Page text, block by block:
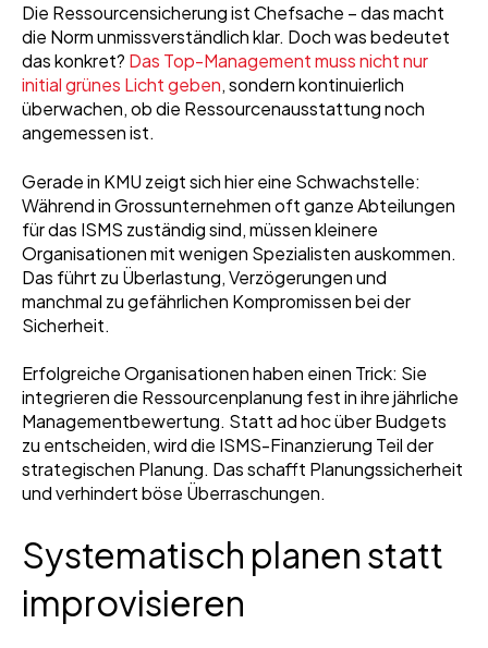
Die Ressourcensicherung ist Chefsache – das macht
die Norm unmissverständlich klar. Doch was bedeutet
das konkret? Das Top-Management muss nicht nur
initial grünes Licht geben, sondern kontinuierlich
überwachen, ob die Ressourcenausstattung noch
angemessen ist.
Gerade in KMU zeigt sich hier eine Schwachstelle:
Während in Grossunternehmen oft ganze Abteilungen
für das ISMS zuständig sind, müssen kleinere
Organisationen mit wenigen Spezialisten auskommen.
Das führt zu Überlastung, Verzögerungen und
manchmal zu gefährlichen Kompromissen bei der
Sicherheit.
Erfolgreiche Organisationen haben einen Trick: Sie
integrieren die Ressourcenplanung fest in ihre jährliche
Managementbewertung. Statt ad hoc über Budgets
zu entscheiden, wird die ISMS-Finanzierung Teil der
strategischen Planung. Das schafft Planungssicherheit
und verhindert böse Überraschungen.
Systematisch planen statt
improvisieren